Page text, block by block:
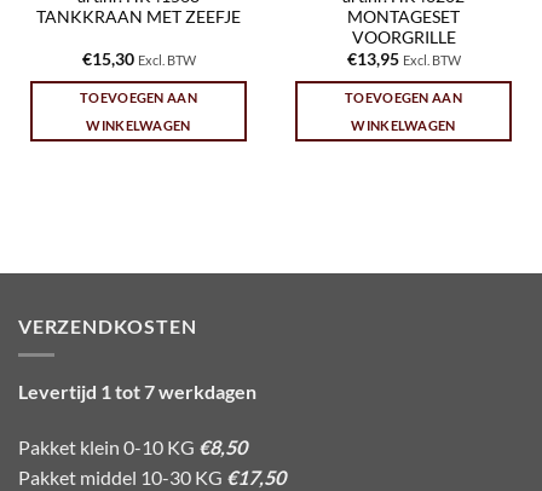
TANKKRAAN MET ZEEFJE
€15,30 Excl. BTW
TOEVOEGEN AAN
WINKELWAGEN
MONTAGESET
VOORGRILLE
€13,95 Excl. BTW
TOEVOEGEN AAN
WINKELWAGEN
VERZENDKOSTEN
Levertijd 1 tot 7 werkdagen
Pakket klein 0-10 KG €8,50
Pakket middel 10-30 KG €17,50